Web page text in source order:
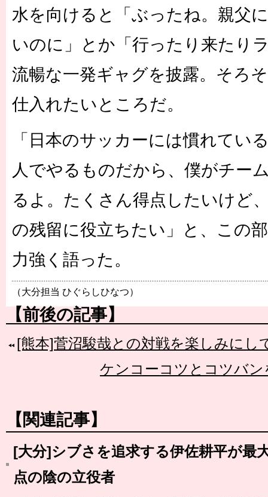
水を向けると「ぶったね。親父
いのに」とか「行ったり来たり
流暢な一発ギャグを披露。そろ
仕入れたいところだ。
「日本のサッカーには慣れてい
人でやるものだから、僕がチー
るよ。たくさん得点したいけど
の残留に役立ちたい」と、この
力強く語った。
（大分担当 ひぐらしひなつ）
【前後の記事】
[熊本]菅沼駿哉との対戦を楽しみにし
ケンコーコツとコツバ
【関連記事】
[大分]シブさを追求する伊佐耕平が最
点の陰の立役者